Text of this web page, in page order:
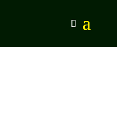
mit „Haaröl“